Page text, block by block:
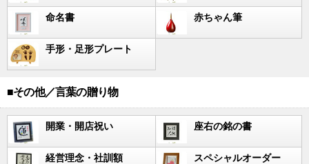
命名書 赤ちゃん筆
手形・足形プレート
■その他／言葉の贈り物
開業・開店祝い 座右の銘の書
経営理念・社訓額 スペシャルオーダー